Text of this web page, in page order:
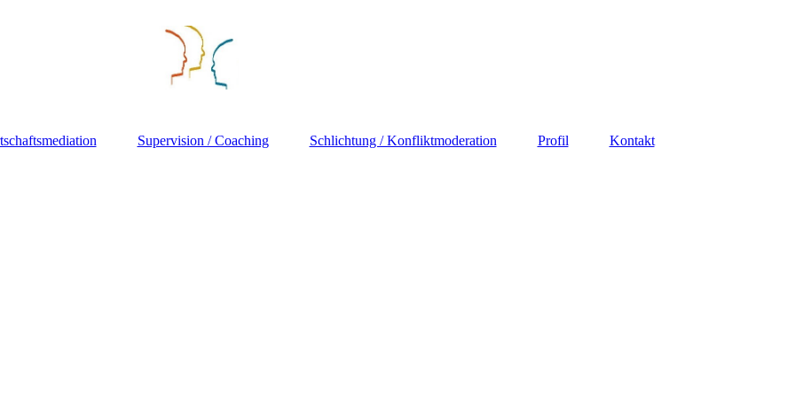
Supervision / Coaching Schlichtung / Konfliktmoderation Profil Kontakt